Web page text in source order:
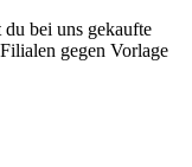
bei uns gekaufte
gegen Vorlage